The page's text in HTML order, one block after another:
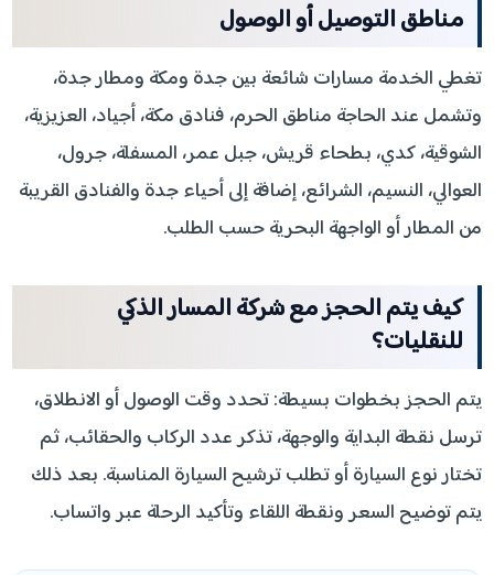
مناطق التوصيل أو الوصول
تغطي الخدمة مسارات شائعة بين جدة ومكة ومطار جدة،
وتشمل عند الحاجة مناطق الحرم، فنادق مكة، أجياد، العزيزية،
الشوقية، كدي، بطحاء قريش، جبل عمر، المسفلة، جرول،
العوالي، النسيم، الشرائع، إضافة إلى أحياء جدة والفنادق القريبة
من المطار أو الواجهة البحرية حسب الطلب.
كيف يتم الحجز مع شركة المسار الذكي
للنقليات؟
يتم الحجز بخطوات بسيطة: تحدد وقت الوصول أو الانطلاق،
ترسل نقطة البداية والوجهة، تذكر عدد الركاب والحقائب، ثم
تختار نوع السيارة أو تطلب ترشيح السيارة المناسبة. بعد ذلك
يتم توضيح السعر ونقطة اللقاء وتأكيد الرحلة عبر واتساب.